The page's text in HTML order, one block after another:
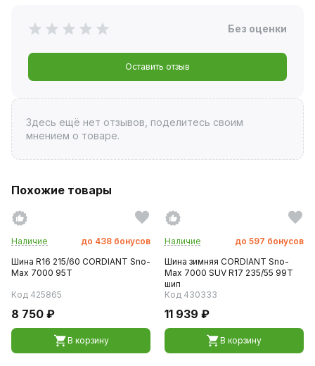
Без оценки
Оставить отзыв
Здесь ещё нет отзывов, поделитесь своим
мнением о товаре.
Похожие товары
Наличие до 438 бонусов
Шина R16 215/60 CORDIANT Sno-
Max 7000 95T
Код 425865
8 750 ₽
В корзину
Наличие до 597 бонусов
Шина зимняя CORDIANT Sno-
Max 7000 SUV R17 235/55 99T
шип
Код 430333
11 939 ₽
В корзину